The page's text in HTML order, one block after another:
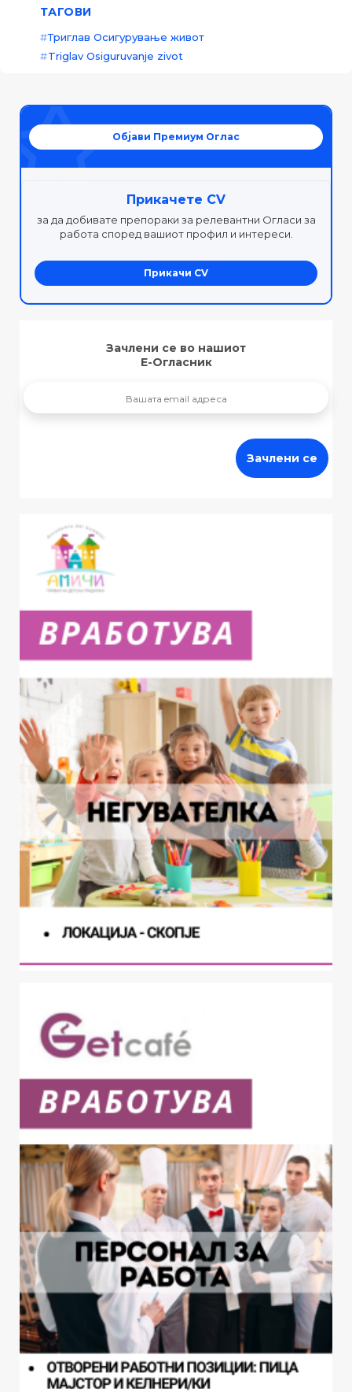
ТАГОВИ
Триглав Осигурување живот
Triglav Osiguruvanje zivot
Објави Премиум Оглас
Прикачете CV
за да добивате препораки за релевантни Огласи за
работа според вашиот профил и интереси.
Прикачи CV
Зачлени се во нашиот
Е-Огласник